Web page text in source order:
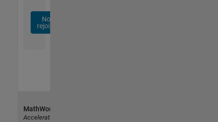
Nous
rejoindre
MathWorks
Accelerating